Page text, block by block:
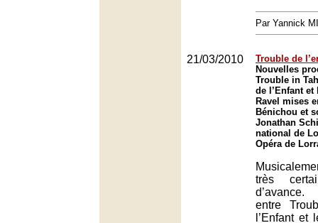
Par Yannick
21/03/2010
Trouble de
Nouvelles
Trouble in
de l’Enfant
Ravel mises
Bénichou et
Jonathan
national de
Opéra de
très
entre
l’Enfant et